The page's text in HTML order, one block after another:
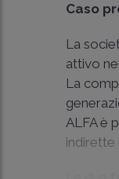
Caso
La
attivo
La
ALFA è
indirette